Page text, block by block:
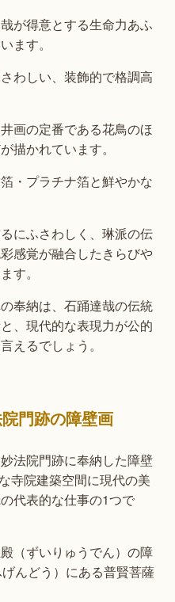
が得意とする生命力あふ
ます。
わしい、装飾的で格調高
画の定番である花鳥のほ
描かれています。
・プラチナ箔と鮮やかな
にふさわしく、琳派の伝
感覚が融合したきらびや
す。
奉納は、石踊達哉の伝統
、現代的な表現力が公的
えるでしょう。
門跡の障壁画
法院門跡に奉納した障壁
寺院建築空間に現代の美
代表的な仕事の1つで
（ずいりゅうでん）の障
んどう）にある普賢菩薩